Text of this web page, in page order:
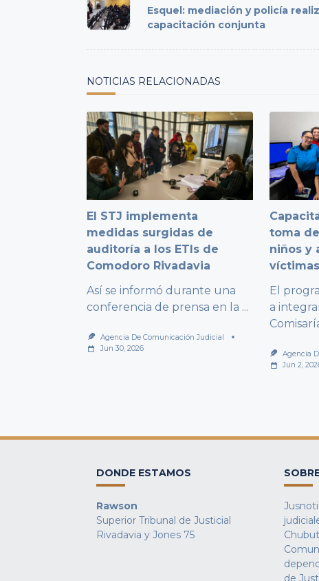
class="nav-
subtitle
Esquel: mediación y policía
capacitación conjunta
NOTICIAS RELACIONADAS
El STJ implementa
medidas surgidas de
auditoría a los ETIs de
Comodoro Rivadavia
Así se informó durante una
conferencia de prensa en la ...
Agencia De Comunicación Judicial
Jun 30, 2026
toma
niños y
El
a
Agencia
Jun 2,
DONDE ESTAMOS
Rawson
Superior Tribunal de Justicial
Rivadavia y Jones 75
de